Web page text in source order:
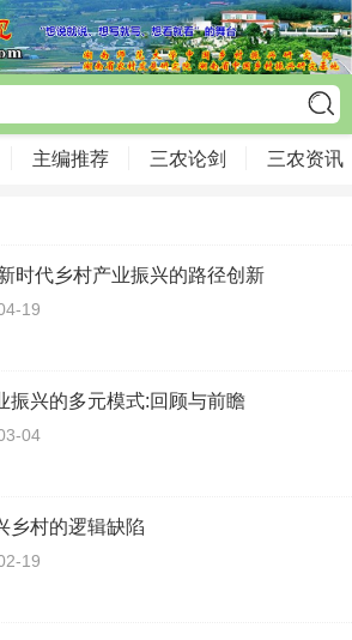
主编推荐 三农论剑 三农资讯
时代乡村产业振兴的路径创新
19
振兴的多元模式:回顾与前瞻
04
乡村的逻辑缺陷
19